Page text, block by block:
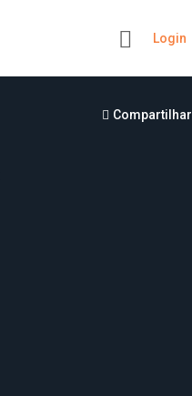
Login
Compartilhar